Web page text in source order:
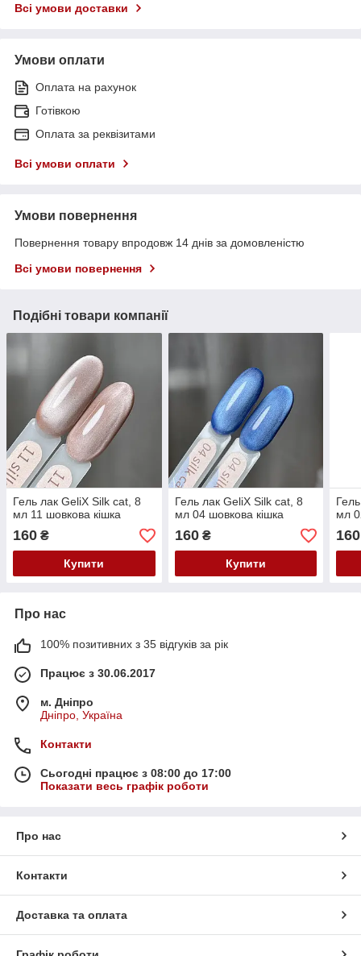
Всі умови доставки
Умови оплати
Оплата на рахунок
Готівкою
Оплата за реквізитами
Всі умови оплати
Умови повернення
Повернення товару впродовж 14 днів за домовленістю
Всі умови повернення
Подібні товари компанії
Гель лак GeliX Silk cat, 8
мл 11 шовкова кішка
160 ₴
Купити
Гель лак GeliX Silk cat, 8
мл 04 шовкова кішка
160₴
Купити
мл
160
Про нас
100% позитивних з 35 відгуків за рік
Працює з 30.06.2017
м. Дніпро
Дніпро, Україна
Контакти
Сьогодні працює з 08:00 до 17:00
Показати весь графік роботи
Про нас
Контакти
Доставка та оплата